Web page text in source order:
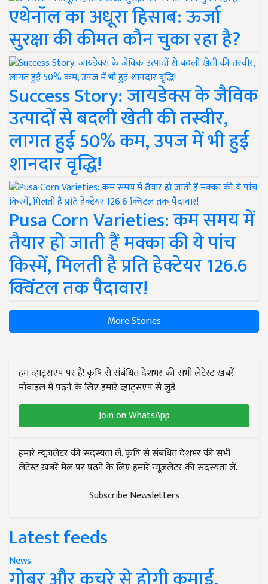
एथेनॉल का अधूरा हिसाब: ऊर्जा
सुरक्षा की कीमत कौन चुका रहा है?
Success Story: जायडेक्स के जैविक
उत्पादों से बदली खेती की तस्वीर,
लागत हुई 50% कम, उपज में भी हुई
शानदार वृद्धि!
Pusa Corn Varieties: कम समय में
तैयार हो जाती हैं मक्का की ये पांच
किस्में, मिलती है प्रति हेक्टेयर 126.6
क्विंटल तक पैदावार!
More Stories
हम व्हाट्सएप पर हैं! कृषि से संबंधित देशभर की सभी लेटेस्ट ख़बरें
मोबाइल में पढ़ने के लिए हमारे व्हाट्सएप से जुड़ें.
Join on WhatsApp
हमारे न्यूज़लेटर की सदस्यता लें. कृषि से संबंधित देशभर की सभी
लेटेस्ट ख़बरें मेल पर पढ़ने के लिए हमारे न्यूज़लेटर की सदस्यता लें.
Subscribe Newsletters
Latest feeds
News